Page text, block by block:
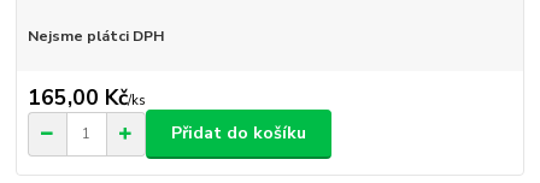
Nejsme plátci DPH
165,00 Kč/ks
Přidat do košíku